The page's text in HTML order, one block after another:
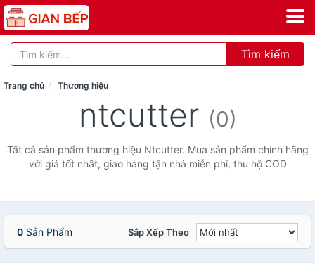
Tìm kiếm
Trang chủ Thương hiệu
ntcutter (0)
Tất cả sản phẩm thương hiệu Ntcutter. Mua sản phẩm chính hãng
với giá tốt nhất, giao hàng tận nhà miễn phí, thu hộ COD
0 Sản Phẩm Sắp Xếp Theo